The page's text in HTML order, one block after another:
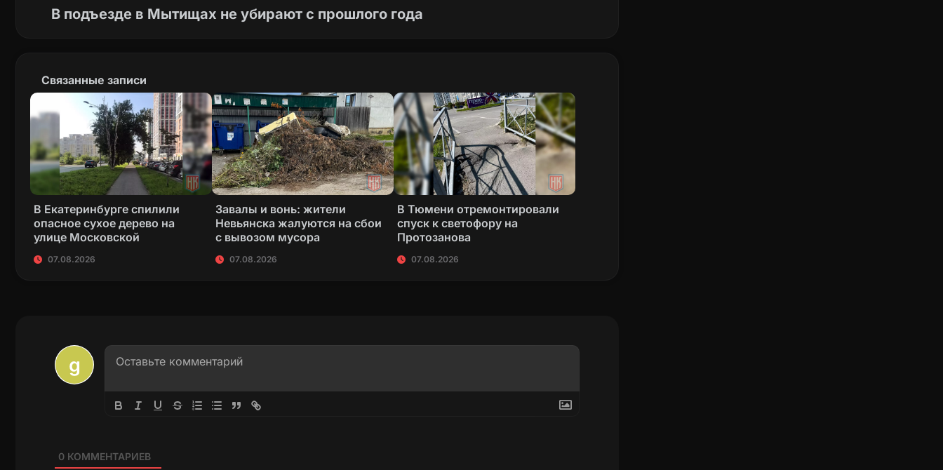
В подъезде в Мытищах не убирают с прошлого года
Связанные записи
В Екатеринбурге спилили
опасное сухое дерево на
улице Московской
07.08.2026
Завалы и вонь: жители
Невьянска жалуются на сбои
с вывозом мусора
07.08.2026
В Тюмени отремонтировали
спуск к светофору на
Протозанова
07.08.2026
0КОММЕНТАРИЕВ